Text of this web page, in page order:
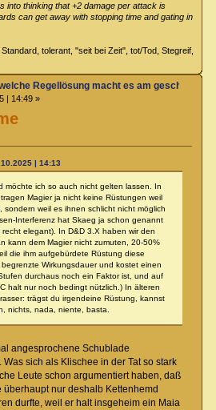
into thinking that +2 damage per attack is
can get away with stopping time and gating in
tolerant, "seit bei Zeit", tot/Tod, Stegreif,
Regellösung macht es am
| 14:49 »
| 14:13
möchte ich so auch nicht gelten lassen. In
Magier ja nicht keine Rüstungen weil
weil es ihnen schlicht nicht möglich
Interferenz hat Skaeg ja schon genannt
elegant). In D&D 3.X haben wir den
kann dem Magier nicht zumuten, 20-50%
die ihm aufgebürdete Rüstung diese
Wirkungsdauer und kostet einen
durchaus noch ein Faktor ist, und auf
halt nur noch bedingt nützlich.) In älteren
trägst du irgendeine Rüstung, kannst
nichts, nada, niente, basta.
angesprochene Schublade
sich als Klischee in der Tat so stark
Leute schon argumentiert haben, daß
nur deshalb Kettenhemd
durfte, weil er halt insgeheim ein Maia